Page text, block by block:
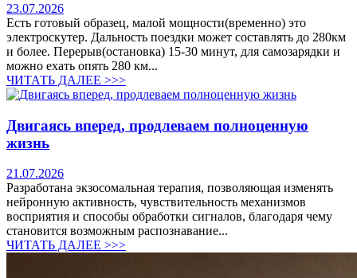
23.07.2026
Есть готовый образец, малой мощности(временно) это
электроскутер. Дальность поездки может составлять до 280км
и более. Перерыв(остановка) 15-30 минут, для самозарядки и
можно ехать опять 280 км...
ЧИТАТЬ ДАЛЕЕ >>>
Двигаясь вперед, продлеваем полноценную
жизнь
21.07.2026
Разработана экзосомальная терапия, позволяющая изменять
нейронную активность, чувствительность механизмов
восприятия и способы обработки сигналов, благодаря чему
становится возможным распознавание...
ЧИТАТЬ ДАЛЕЕ >>>